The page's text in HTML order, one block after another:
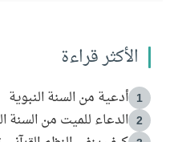
الأكثر قراءة
1 أدعية من السنة النبوية
2 الدعاء للميت من السنة